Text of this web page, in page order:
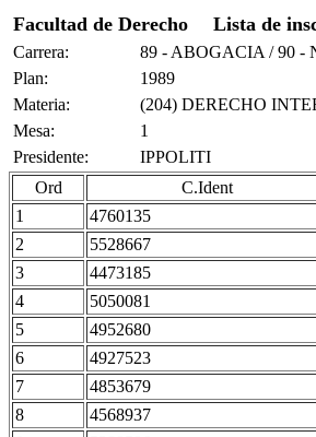
Facultad de Derecho Lista de
Carrera:
89 - ABOGACIA / 90 -
Plan:
1989
Materia:
(204) DERECHO
Mesa:
1
Presidente:
IPPOLITI
Ord
C.Ident
1
4760135
2 5528667
3 4473185
4 5050081
5 4952680
6 4927523
7 4853679
8 4568937